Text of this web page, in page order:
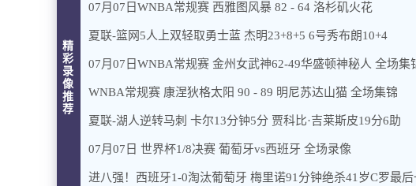
精
彩
录
像
推
荐
07月07日WNBA常规赛 西雅图风暴 82 - 64 洛杉矶火花
夏联-篮网5人上双轻取勇士蓝 杰明23+8+5 6号秀布朗10+4
07月07日WNBA常规赛 金州女武神62-49华盛顿神秘人 全场集
WNBA常规赛 康涅狄格太阳 90 - 89 明尼苏达山猫 全场集锦
夏联-湖人逆转马刺 卡尔13分钟5分 贾科比·吉莱斯皮19分6助
07月07日 世界杯1/8决赛 葡萄牙vs西班牙 全场录像
进八强！西班牙1-0淘汰葡萄牙 梅里诺91分钟绝杀41岁C罗最